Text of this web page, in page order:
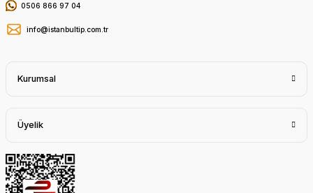
0506 866 97 04
info@istanbultip.com.tr
Kurumsal
Üyelik